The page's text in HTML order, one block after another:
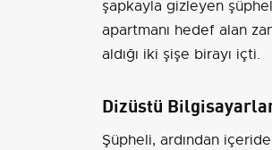
şapkayla gizleyen
apartmanı hedef alan
aldığı iki şişe birayı içti.
Dizüstü Bilgisayarlar
Şüpheli, ardından